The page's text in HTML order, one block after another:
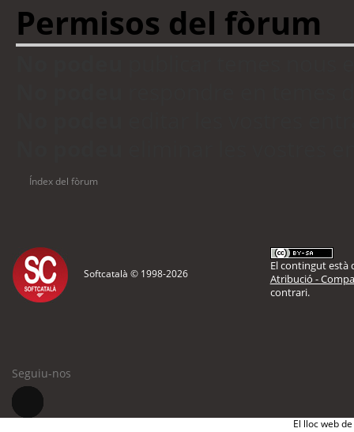
Permisos del fòrum
Índex del fòrum
Softcatalà © 1998-2026
El contingut està
Atribució -
contrari.
Seguiu-nos
El lloc web